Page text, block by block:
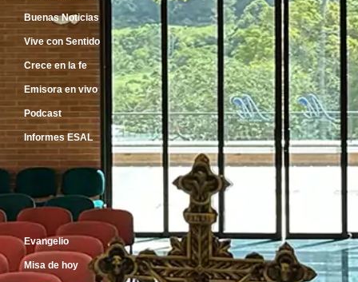
Buenas Noticias
Vive con Sentido
Crece en la fe
Emisora en vivo
Podcast
Informes ESAL
Inicio
Evangelio
Misa de hoy